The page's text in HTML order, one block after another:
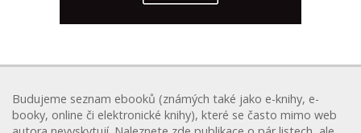
Budujeme seznam ebooků (známých také jako e-knihy, e-
booky, online či elektronické knihy), které se často mimo web